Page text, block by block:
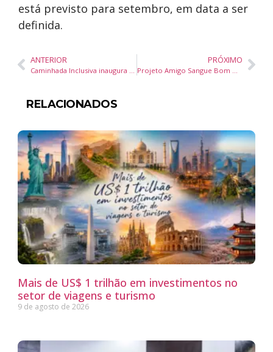
está previsto para setembro, em data a ser
definida.
ANTERIOR PRÓXIMO
RELACIONADOS
Mais de US$ 1 trilhão em investimentos no
setor de viagens e turismo
9 de agosto de 2026